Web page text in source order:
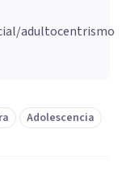
adultocentrismo
Adolescencia